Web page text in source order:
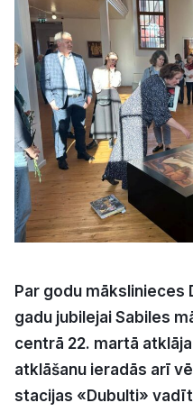
Kultūra
Par godu mākslinieces
gadu jubilejai Sabiles
centrā 22. martā
atklāšanu ieradās arī
stacijas «Dubulti»